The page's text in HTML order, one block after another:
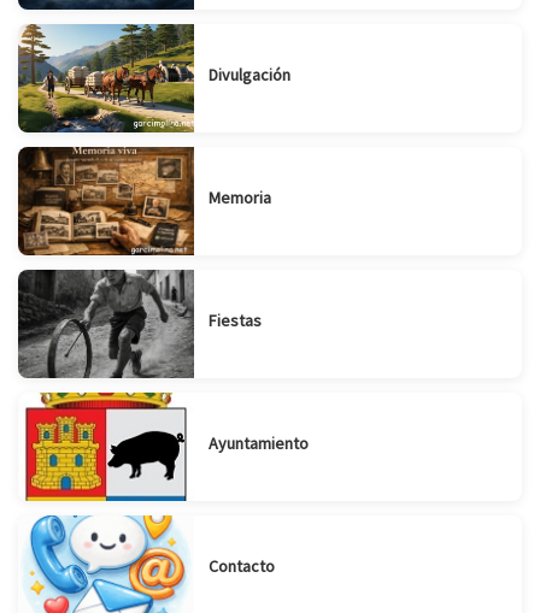
Divulgación
Memoria
Fiestas
Ayuntamiento
Contacto